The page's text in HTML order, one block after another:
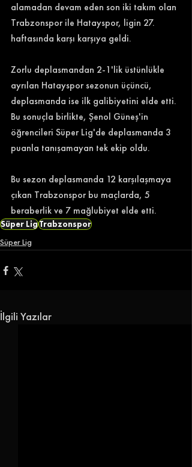
alamadan devam eden son iki takım olan
Trabzonspor ile Hatayspor, ligin 27.
haftasında karşı karşıya geldi.
Zorlu deplasmandan 2-1'lik üstünlükle
ayrılan Hatayspor sezonun üçüncü,
deplasmanda ise ilk galibiyetini elde etti.
Bu sonuçla birlikte, Şenol Güneş'in
öğrencileri Süper Lig'de deplasmanda 3
puanla tanışamayan tek ekip oldu.
Bu sezon deplasmanda 12 karşılaşmaya
çıkan Trabzonspor bu maçlarda, 5
beraberlik ve 7 mağlubiyet elde etti.
Süper LigTrabzonspor
Süper Lig
İlgili Yazılar